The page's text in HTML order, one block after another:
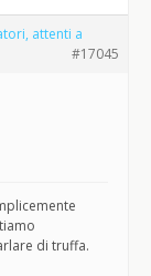
attenti a
#17045
di truffa.